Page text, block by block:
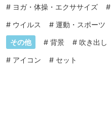
# ヨガ・体操・エクササイズ #
# ウイルス # 運動・スポーツ
その他 # 背景 # 吹き出し
# アイコン # セット